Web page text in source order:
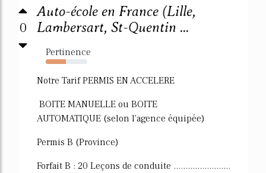
0
Auto-école en France (Lille,
Lambersart, St-Quentin ...
Pertinence
48%
Notre Tarif PERMIS EN ACCELERE
BOITE MANUELLE ou BOITE
AUTOMATIQUE (selon l'agence équipée)
Permis B (Province)
Forfait B : 20 Leçons de conduite ........................